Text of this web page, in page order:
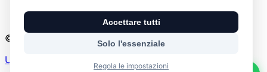
Vertrag widerrufen
© 2026 Outdoor Living Alle Rechte vorbehalten
Umsetzung:
Accettare tutti
Solo l'essenziale
Regola le impostazioni